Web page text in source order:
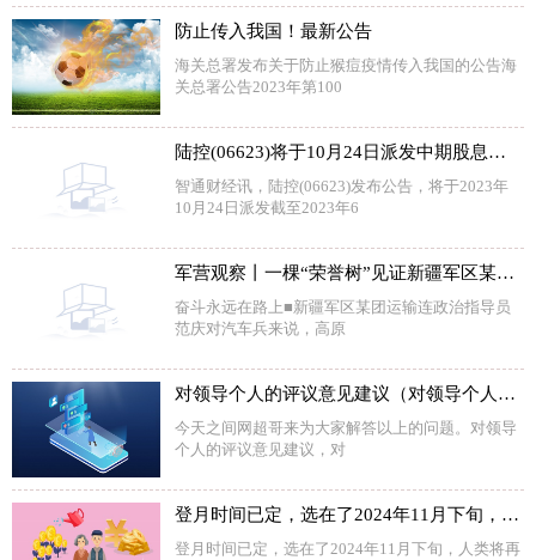
防止传入我国！最新公告
海关总署发布关于防止猴痘疫情传入我国的公告海
关总署公告2023年第100
陆控(06623)将于10月24日派发中期股息每股0.078美元
智通财经讯，陆控(06623)发布公告，将于2023年
10月24日派发截至2023年6
军营观察丨一棵“荣誉树”见证新疆军区某团运输连成长
奋斗永远在路上■新疆军区某团运输连政治指导员
范庆对汽车兵来说，高原
对领导个人的评议意见建议（对领导个人的评议意见）
今天之间网超哥来为大家解答以上的问题。对领导
个人的评议意见建议，对
登月时间已定，选在了2024年11月下旬，人类将再次登上月球
登月时间已定，选在了2024年11月下旬，人类将再